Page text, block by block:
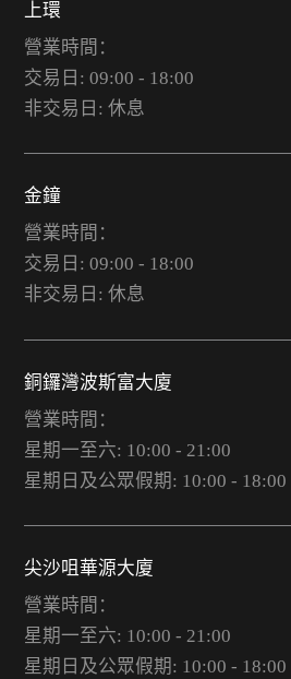
上環
營業時間：
交易日: 09:00 - 18:00
非交易日: 休息
金鐘
營業時間：
交易日: 09:00 - 18:00
非交易日: 休息
銅鑼灣波斯富大廈
營業時間：
星期一至六: 10:00 - 21:00
星期日及公眾假期: 10:00 - 18:00
尖沙咀華源大廈
營業時間：
星期一至六: 10:00 - 21:00
星期日及公眾假期: 10:00 - 18:00